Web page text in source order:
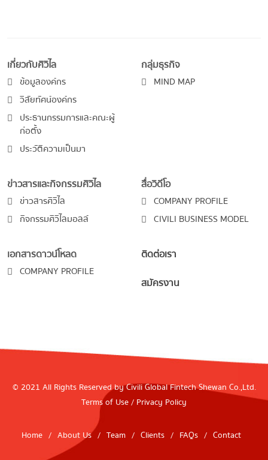
เกี่ยวกับศิวิไล
ข้อมูลองค์กร
วิสัยทัศน์องค์กร
ประธานกรรมการและคณะผู้
ก่อตั้ง
ประวัติความเป็นมา
กลุ่มธุรกิจ
MIND MAP
ข่าวสารและกิจกรรมศิวิไล
ข่าวสารศิวิไล
กิจกรรมศิวิไลมอลล์
สื่อวิดีโอ
COMPANY PROFILE
CIVILI BUSINESS MODEL
เอกสารดาวน์โหลด
COMPANY PROFILE
ติดต่อเรา
สมัครงาน
© 2021 All Rights Reserved by Civili Global Fintech Shewan Co.,Ltd.
Terms of Use/ Privacy Policy
Home / About Us / Team / Clients / FAQs / Contact